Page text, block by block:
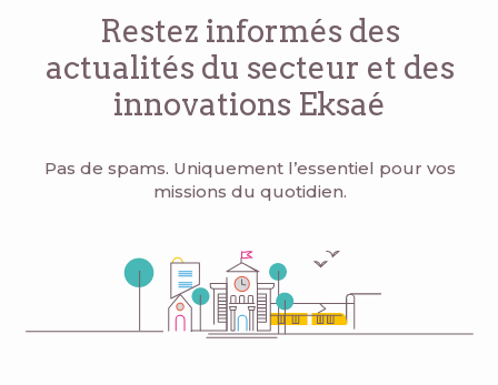
Restez informés des
actualités du secteur et des
innovations Eksaé
Pas de spams. Uniquement l’essentiel pour vos
missions du quotidien.